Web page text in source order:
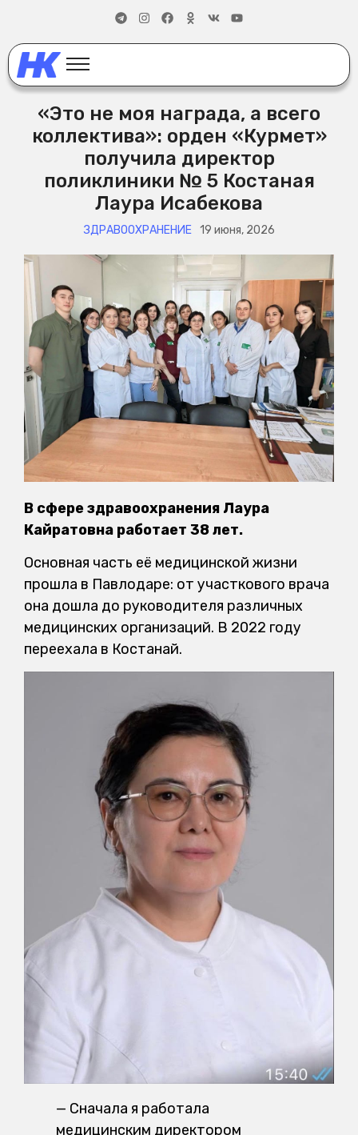
«Это не моя награда, а всего
коллектива»: орден «Курмет»
получила директор
поликлиники № 5 Костаная
Лаура Исабекова
ЗДРАВООХРАНЕНИЕ 19 июня, 2026
В сфере здравоохранения Лаура
Кайратовна работает 38 лет.
Основная часть её медицинской жизни
прошла в Павлодаре: от участкового врача
она дошла до руководителя различных
медицинских организаций. В 2022 году
переехала в Костанай.
— Сначала я работала
медицинским директором